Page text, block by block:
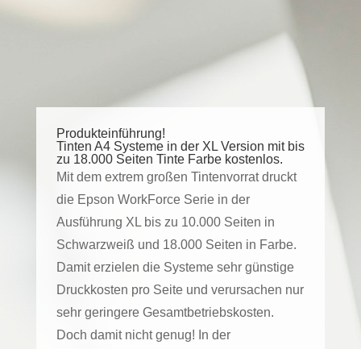
Produkteinführung!
Tinten A4 Systeme in der XL Version mit bis
zu 18.000 Seiten Tinte Farbe kostenlos.
Mit dem extrem großen Tintenvorrat druckt
die Epson WorkForce Serie in der
Ausführung XL bis zu 10.000 Seiten in
Schwarzweiß und 18.000 Seiten in Farbe.
Damit erzielen die Systeme sehr günstige
Druckkosten pro Seite und verursachen nur
sehr geringere Gesamtbetriebskosten.
Doch damit nicht genug! In der